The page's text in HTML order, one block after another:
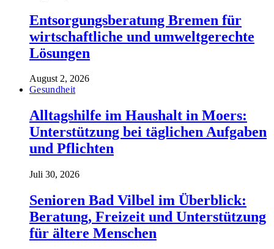
Entsorgungsberatung Bremen für
wirtschaftliche und umweltgerechte
Lösungen
August 2, 2026
Gesundheit
Alltagshilfe im Haushalt in Moers:
Unterstützung bei täglichen Aufgaben
und Pflichten
Juli 30, 2026
Senioren Bad Vilbel im Überblick:
Beratung, Freizeit und Unterstützung
für ältere Menschen